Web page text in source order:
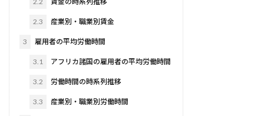
2.3 産業別・職業別賃金
3 雇用者の平均労働時間
3.1 アフリカ諸国の雇用者の平均労働時間
3.2 労働時間の時系列推移
3.3 産業別・職業別労働時間